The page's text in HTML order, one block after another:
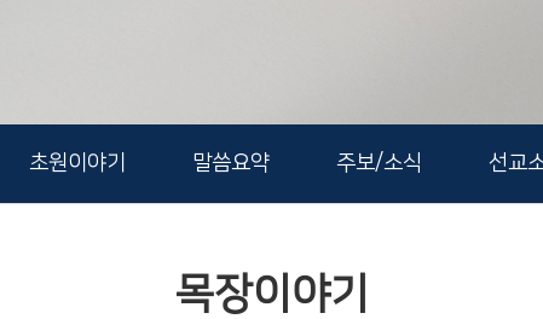
초원이야기 말씀요약 주보/소식 선교
목장이야기